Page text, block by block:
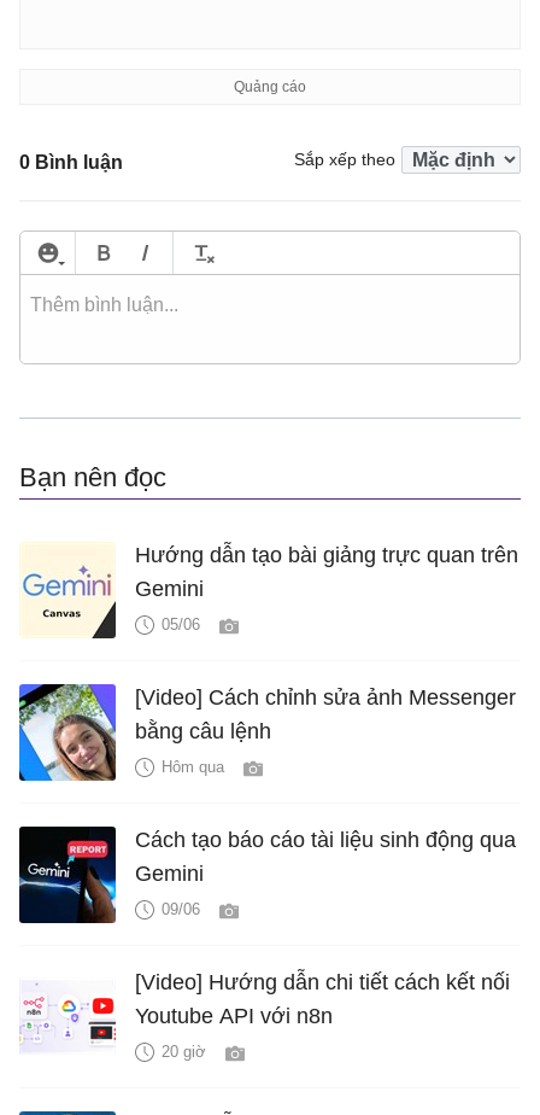
0 Bình luận Sắp xếp theo
Bạn nên đọc
Hướng dẫn tạo bài giảng trực quan trên
Gemini
05/06
[Video] Cách chỉnh sửa ảnh Messenger
bằng câu lệnh
Hôm qua
Cách tạo báo cáo tài liệu sinh động qua
Gemini
09/06
[Video] Hướng dẫn chi tiết cách kết nối
Youtube API với n8n
20 giờ